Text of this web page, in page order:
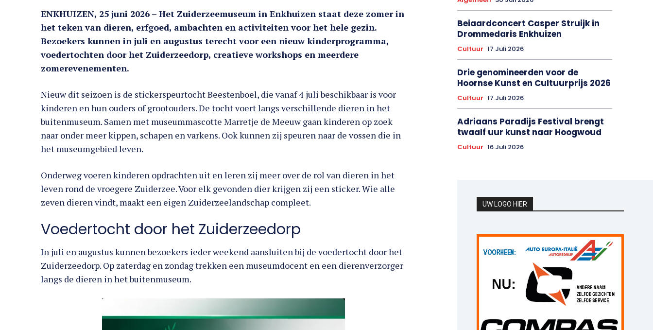
ENKHUIZEN, 25 juni 2026 – Het Zuiderzeemuseum in Enkhuizen staat deze zomer in
het teken van dieren, erfgoed, ambachten en activiteiten voor het hele gezin.
Bezoekers kunnen in juli en augustus terecht voor een nieuw kinderprogramma,
voedertochten door het Zuiderzeedorp, creatieve workshops en meerdere
zomerevenementen.
Nieuw dit seizoen is de stickerspeurtocht Beestenboel, die vanaf 4 juli beschikbaar is voor
kinderen en hun ouders of grootouders. De tocht voert langs verschillende dieren in het
buitenmuseum. Samen met museummascotte Marretje de Meeuw gaan kinderen op zoek
naar onder meer kippen, schapen en varkens. Ook kunnen zij speuren naar de vossen die in
het museumgebied leven.
Onderweg voeren kinderen opdrachten uit en leren zij meer over de rol van dieren in het
leven rond de vroegere Zuiderzee. Voor elk gevonden dier krijgen zij een sticker. Wie alle
zeven dieren vindt, maakt een eigen Zuiderzeelandschap compleet.
Voedertocht door het Zuiderzeedorp
In juli en augustus kunnen bezoekers ieder weekend aansluiten bij de voedertocht door het
Zuiderzeedorp. Op zaterdag en zondag trekken een museumdocent en een dierenverzorger
langs de dieren in het buitenmuseum.
Beiaardconcert Casper Struijk in
Drommedaris Enkhuizen
Cultuur 17 Juli 2026
Drie genomineerden voor de
Hoornse Kunst en Cultuurprijs 2026
Cultuur 17 Juli 2026
Adriaans Paradijs Festival brengt
twaalf uur kunst naar Hoogwoud
Cultuur 16 Juli 2026
UW LOGO HIER